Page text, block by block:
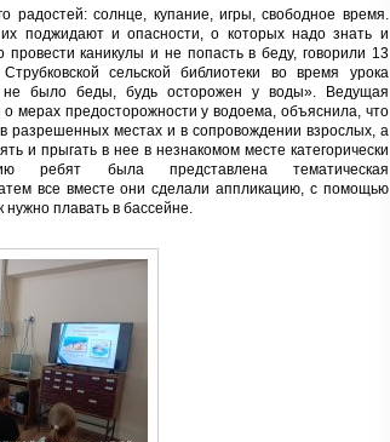
радостей: солнце, купание, игры, свободное время.
поджидают и опасности, о которых надо знать и
провести каникулы и не попасть в беду, говорили 13
сельской библиотеки во время урока
не было беды, будь осторожен у воды». Ведущая
мерах предосторожности у водоема, объяснила, что
разрешенных местах и в сопровождении взрослых, а
и прыгать в нее в незнакомом месте категорически
ребят была представлена тематическая
все вместе они сделали аппликацию, с помощью
нужно плавать в бассейне.